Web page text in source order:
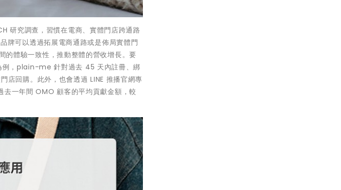
研究調查，習慣在電商、實體門店跨通路
牌可以透過拓展電商通路或是佈局實體門
的體驗一致性，推動整體的營收增長。要
，plain-me 針對過去 45 天內註冊、綁
店回購。此外，也會透過 LINE 推播官網專
去一年間 OMO 顧客的平均貢獻金額，較